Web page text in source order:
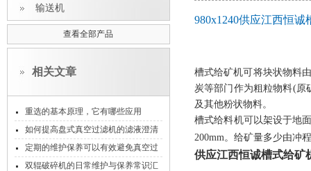
输送机
查看全部产品
相关文章
重选的基本原理，它有哪些应用
如何提高盘式真空过滤机的滤液澄清
度
定期的维护保养可以有效避免真空过
滤机渗透力下降
双辊破碎机的日常维护与保养常识汇
980x1240供应江西恒
槽式给矿机可将块状物料
炭等部门作为粗粒物料(原
及其他粉状物料。
槽式给料机可以架设于地
200mm。给矿量多少由冲
供应江西恒诚槽式给矿